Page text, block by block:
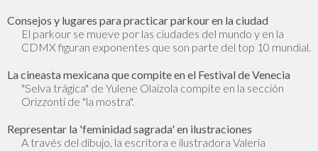
Consejos y lugares para practicar parkour en la ciudad
El parkour se mueve por las ciudades del mundo y en la
CDMX figuran exponentes que son parte del top 10 mundial.
La cineasta mexicana que compite en el Festival de Venecia
"Selva trágica" de Yulene Olaizola compite en la sección
Orizzonti de "la mostra".
Representar la 'feminidad sagrada' en ilustraciones
A través del dibujo, la escritora e ilustradora Valeria